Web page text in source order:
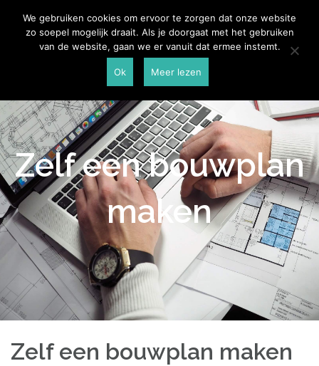
content
Aannemersspot
Zelf een bouwplan
maken
Zelf een bouwplan maken
We gebruiken cookies om ervoor te zorgen dat onze website
zo soepel mogelijk draait. Als je doorgaat met het gebruiken
van de website, gaan we er vanuit dat ermee instemt.
Ok Meer lezen